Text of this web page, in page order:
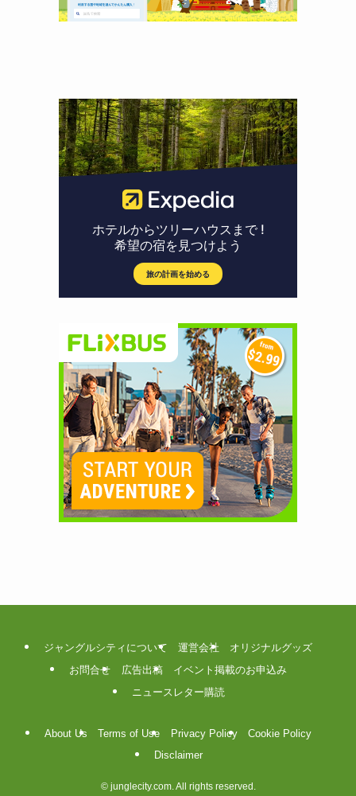
ジャングルシティについて 運営会社
オリジナルグッズ
お問合せ
広告出稿
イベント掲載のお申込み
ニュースレター購読
About Us Terms of Use Privacy Policy
Cookie Policy
Disclaimer
©junglecity.com. All rights reserved.